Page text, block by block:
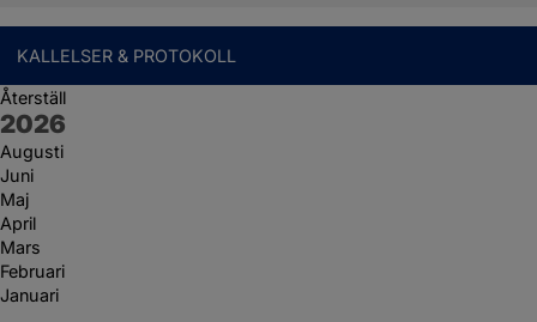
KALLELSER & PROTOKOLL
Återställ
År:
2026
Augusti
Juni
Maj
April
Mars
Februari
Januari